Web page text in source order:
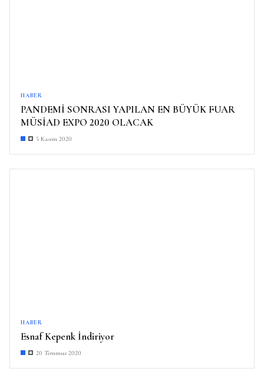
HABER
PANDEMİ SONRASI YAPILAN EN BÜYÜK FUAR
MÜSİAD EXPO 2020 OLACAK
5 Kasım 2020
HABER
Esnaf Kepenk İndiriyor
20 Temmuz 2020